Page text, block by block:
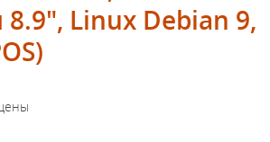
Linux Debian 9,